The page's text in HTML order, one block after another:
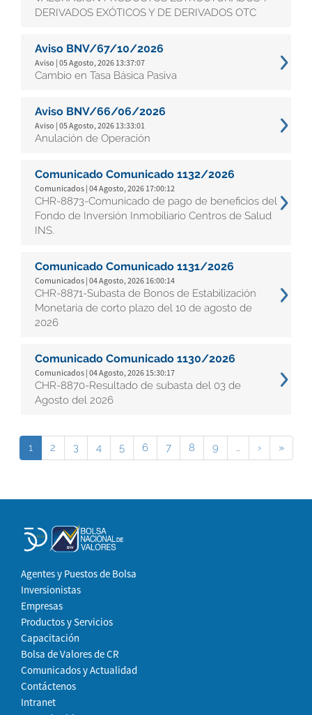
DERIVADOS EXÓTICOS Y DE DERIVADOS OTC
Aviso BNV/67/10/2026
Aviso | 05 Agosto, 2026 13:37:07
Cambio en Tasa Básica Pasiva
Aviso BNV/66/06/2026
Aviso | 05 Agosto, 2026 13:33:01
Anulación de Operación
Comunicado Comunicado 1132/2026
Comunicados | 04 Agosto, 2026 17:00:12
CHR-8873-Comunicado de pago de beneficios del
Fondo de Inversión Inmobiliario Centros de Salud
INS.
Comunicado Comunicado 1131/2026
Comunicados | 04 Agosto, 2026 16:00:14
CHR-8871-Subasta de Bonos de Estabilización
Monetaria de corto plazo del 10 de agosto de
2026
Comunicado Comunicado 1130/2026
Comunicados | 04 Agosto, 2026 15:30:17
CHR-8870-Resultado de subasta del 03 de
Agosto del 2026
1 2 3 4 5 6 7 8 9 … › »
Agentes y Puestos de Bolsa
Inversionistas
Empresas
Productos y Servicios
Capacitación
Bolsa de Valores de CR
Comunicados y Actualidad
Contáctenos
Intranet